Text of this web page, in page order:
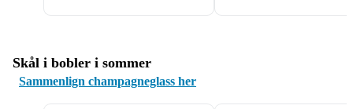
Skål i bobler i sommer
Sammenlign champagneglass her